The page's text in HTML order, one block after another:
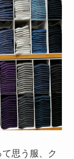
思う服、ク